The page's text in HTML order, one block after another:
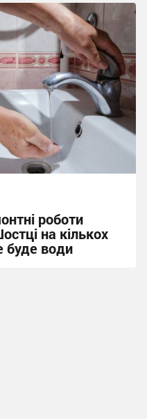
роботи
на кількох
буде води